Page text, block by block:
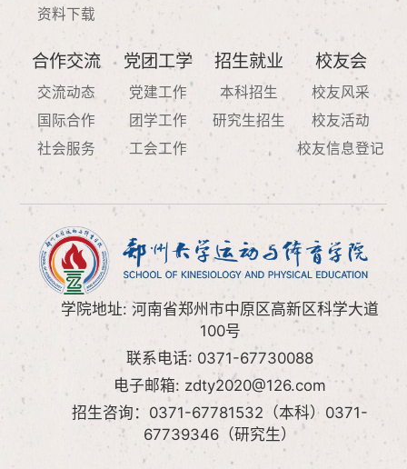
资料下载
合作交流
交流动态
国际合作
社会服务
党团工学
党建工作
团学工作
工会工作
招生就业
本科招生
研究生招生
校友会
校友风采
校友活动
校友信息登记
学院地址: 河南省郑州市中原区高新区科学大道
100号
联系电话: 0371-67730088
电子邮箱: zdty2020@126.com
招生咨询：0371-67781532（本科）0371-
67739346（研究生）